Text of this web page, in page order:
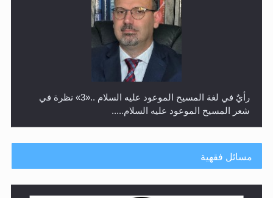
رأيٌ في لغة المسيح الموعود عليه السلام ..«3» نظرة في
شعر المسيح الموعود عليه السلام.....
مسائل فقهية